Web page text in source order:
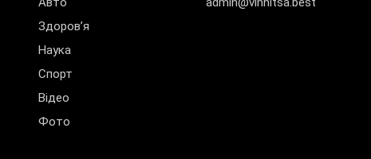
Здоров’я
Наука
Спорт
Відео
Фото